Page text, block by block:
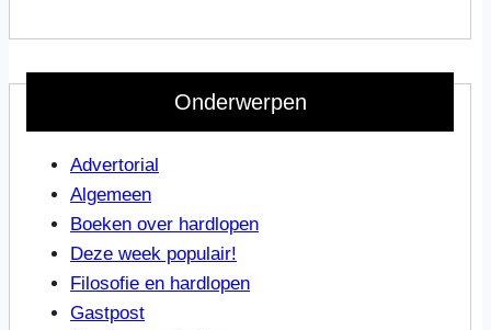
Onderwerpen
Advertorial
Algemeen
Boeken over hardlopen
Deze week populair!
Filosofie en hardlopen
Gastpost